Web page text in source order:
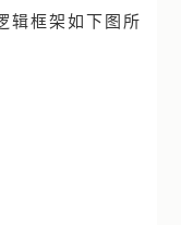
辑框架如下图所